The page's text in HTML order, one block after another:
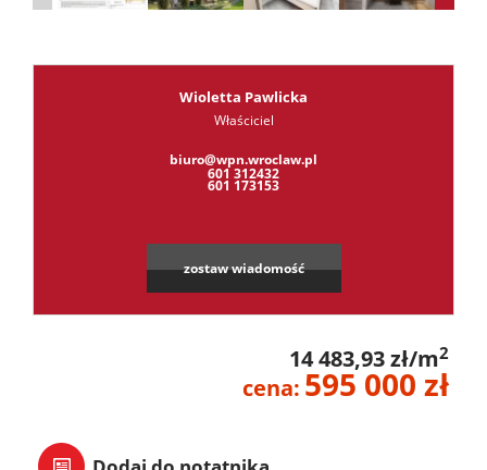
Wioletta Pawlicka
Właściciel
biuro@wpn.wroclaw.pl
601 312432
601 173153
zostaw wiadomość
14 483,93 zł/m2
cena: 595 000 zł